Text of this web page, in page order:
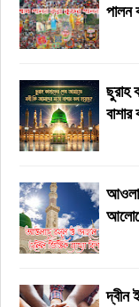
পালন
ছুরাহ
দ্বীন